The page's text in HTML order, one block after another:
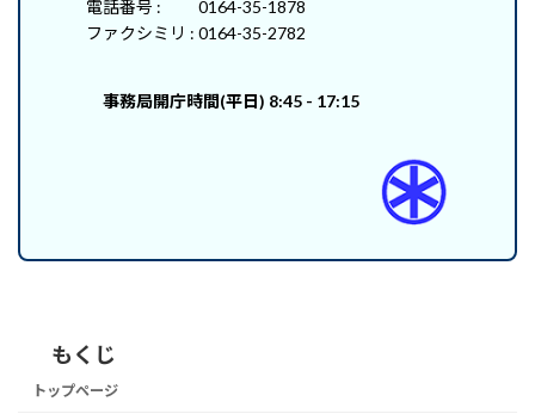
電話番号 : 0164-35-1878
ファクシミリ : 0164-35-2782
事務局開庁時間(平日) 8:45 - 17:15
もくじ
トップページ